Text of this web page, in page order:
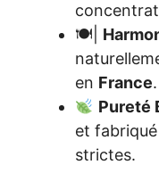
🍽|
en France.
Pureté
et
strictes.